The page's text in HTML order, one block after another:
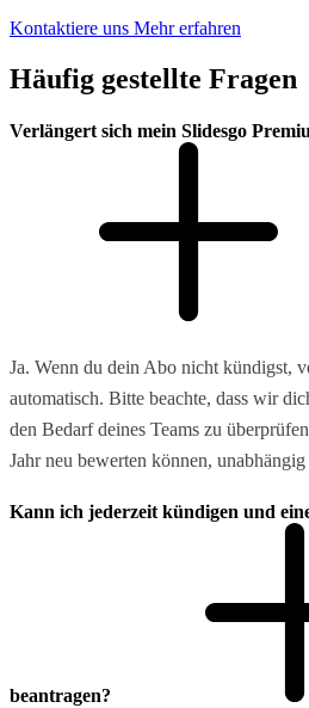
Kontaktiere uns Mehr erfahren
Häufig gestellte Fragen
Verlängert sich mein Slidesgo
Ja. Wenn du dein Abo nicht kündigst,
automatisch. Bitte beachte, dass wir
den Bedarf deines Teams zu
Jahr neu bewerten können,
Kann ich jederzeit kündigen und
beantragen?